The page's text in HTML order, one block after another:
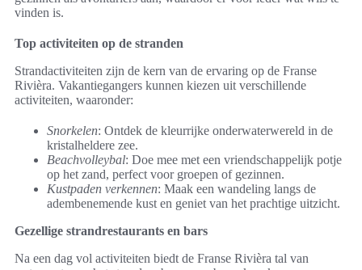
vinden is.
Top activiteiten op de stranden
Strandactiviteiten zijn de kern van de ervaring op de Franse
Rivièra. Vakantiegangers kunnen kiezen uit verschillende
activiteiten, waaronder:
Snorkelen: Ontdek de kleurrijke onderwaterwereld in de
kristalheldere zee.
Beachvolleybal: Doe mee met een vriendschappelijk potje
op het zand, perfect voor groepen of gezinnen.
Kustpaden verkennen: Maak een wandeling langs de
adembenemende kust en geniet van het prachtige uitzicht.
Gezellige strandrestaurants en bars
Na een dag vol activiteiten biedt de Franse Rivièra tal van